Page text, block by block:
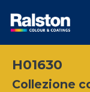
H01630
Collezione